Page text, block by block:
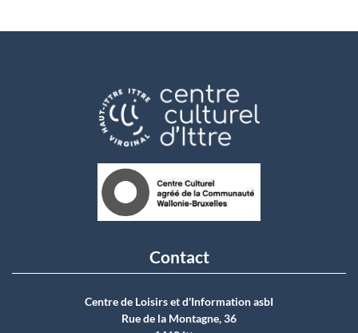
Contact
Centre de Loisirs et d'Information asbI
Rue de la Montagne, 36